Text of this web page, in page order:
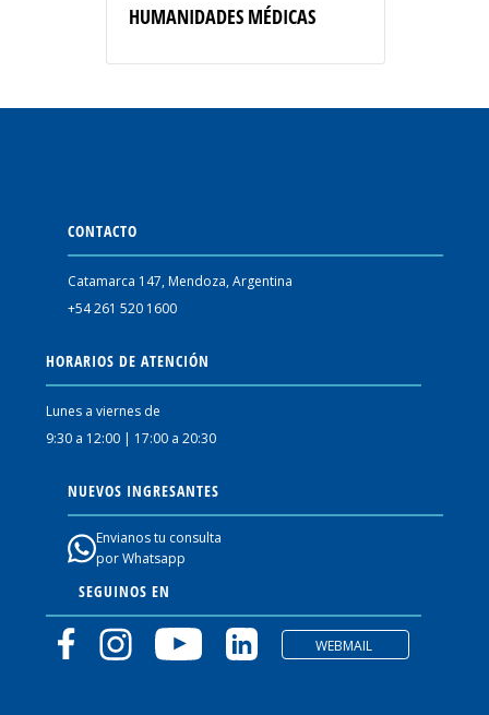
HUMANIDADES MÉDICAS
CONTACTO
Catamarca 147, Mendoza, Argentina
+54 261 520 1600
HORARIOS DE ATENCIÓN
Lunes a viernes de
9:30 a 12:00 | 17:00 a 20:30
NUEVOS INGRESANTES
Envianos tu consulta
por Whatsapp
SEGUINOS EN
WEBMAIL